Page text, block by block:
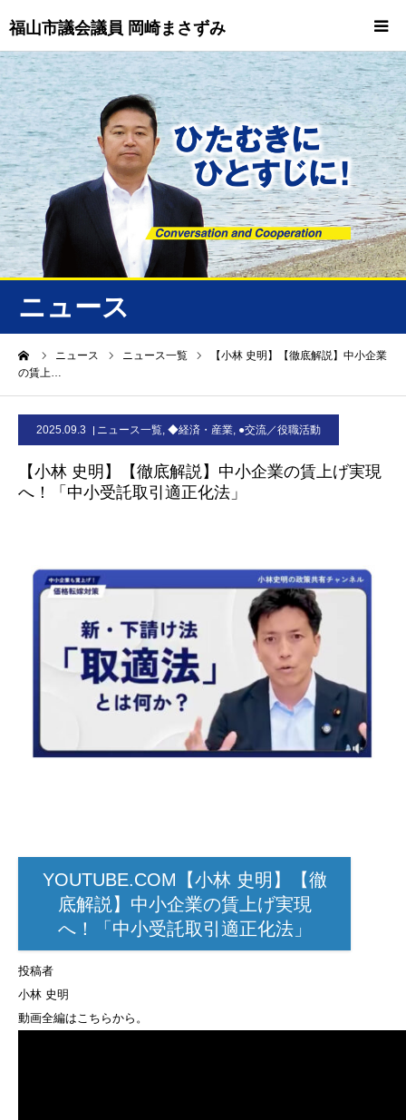
福山市議会議員 岡崎まさずみ
ニュース
ニュース ニュース一覧
【小林 史明】【徹底解説】中小企業
の賃上…
2025.09.3 ニュース一覧, ◆経済・産業, ●交流／役職活動
【小林 史明】【徹底解説】中小企業の賃上げ実現
へ！「中小受託取引適正化法」
YOUTUBE.COM【小林 史明】【徹
底解説】中小企業の賃上げ実現
へ！「中小受託取引適正化法」
投稿者
小林 史明
動画全編はこちらから。
HOME
重要情報
プロフィール
ビジョン
ニュース/トピックス
ニュース
お問合せ